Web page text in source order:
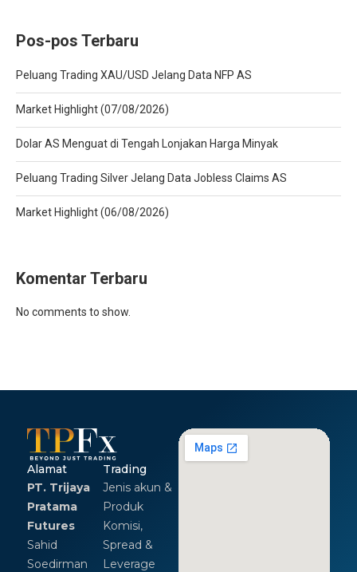
Pos-pos Terbaru
Peluang Trading XAU/USD Jelang Data NFP AS
Market Highlight (07/08/2026)
Dolar AS Menguat di Tengah Lonjakan Harga Minyak
Peluang Trading Silver Jelang Data Jobless Claims AS
Market Highlight (06/08/2026)
Komentar Terbaru
No comments to show.
Alamat
PT. Trijaya
Pratama
Futures
Sahid
Soedirman
Trading
Jenis akun &
Produk
Komisi,
Spread &
Leverage